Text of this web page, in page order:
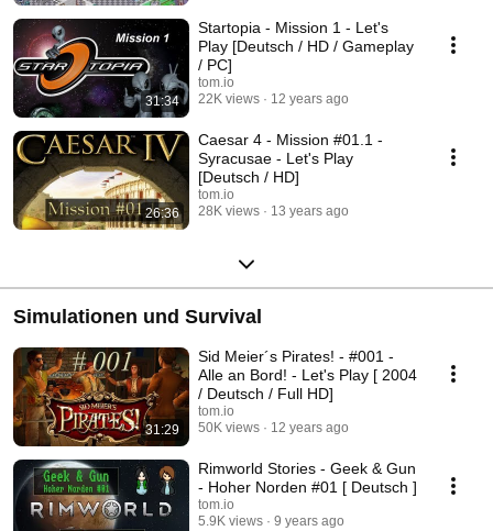
31:34
Startopia - Mission 1 - Let's
Play [Deutsch / HD / Gameplay
/ PC]
tom.io
22K views
12 years ago
26:36
Caesar 4 - Mission #01.1 -
Syracusae - Let's Play
[Deutsch / HD]
tom.io
28K views
13 years ago
Simulationen und Survival
31:29
Sid Meier´s Pirates! - #001 -
Alle an Bord! - Let's Play [ 2004
/ Deutsch / Full HD]
tom.io
50K views
12 years ago
Rimworld Stories - Geek & Gun
- Hoher Norden #01 [ Deutsch ]
tom.io
5.9K views
9 years ago